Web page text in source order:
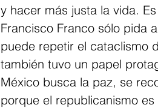
y hacer más justa la vida.
Francisco Franco sólo pida
puede repetir el cataclismo
también tuvo un papel
México busca la paz, se
porque el republicanismo